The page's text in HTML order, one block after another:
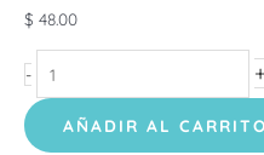
$ 48.00
- +
AÑADIR AL CARRITO